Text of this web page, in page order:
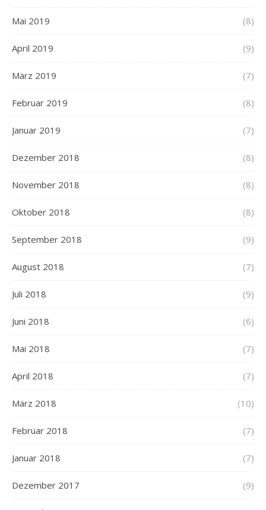
Mai 2019 (8)
April 2019 (9)
März 2019 (7)
Februar 2019 (8)
Januar 2019 (7)
Dezember 2018 (8)
November 2018 (8)
Oktober 2018 (8)
September 2018 (9)
August 2018 (7)
Juli 2018 (9)
Juni 2018 (6)
Mai 2018 (7)
April 2018 (7)
März 2018 (10)
Februar 2018 (7)
Januar 2018 (7)
Dezember 2017 (9)